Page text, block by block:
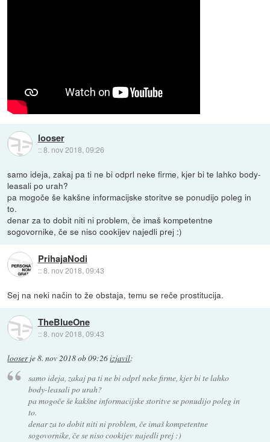
looser
::8. nov 2018, 09:26
samo ideja, zakaj pa ti ne bi odprl neke firme, kjer bi te lahko body-
leasali po urah?
pa mogoče še kakšne informacijske storitve se ponudijo poleg in
to.
denar za to dobit niti ni problem, če imaš kompetentne
sogovornike, če se niso cookijev najedli prej :)
PrihajaNodi
::8. nov 2018, 09:43
Sej na neki način to že obstaja, temu se reče prostitucija.
TheBlueOne
::8. nov 2018, 09:43
looserje8. nov 2018 ob 09:26izjavil:
samo ideja, zakaj pa ti ne bi odprl neke firme, kjer bi te lahko
body-leasali po urah?
pa mogoče še kakšne informacijske storitve se ponudijo poleg in
to.
denar za to dobit niti ni problem, če imaš kompetentne
sogovornike, če se niso cookijev najedli prej :)